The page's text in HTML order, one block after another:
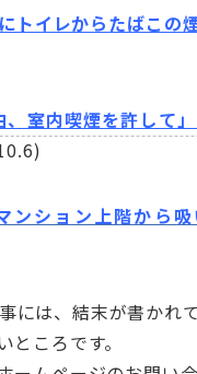
トイレからたばこ
、室内喫煙を許し
ション上階から
には、結末が書かれ
ころです。